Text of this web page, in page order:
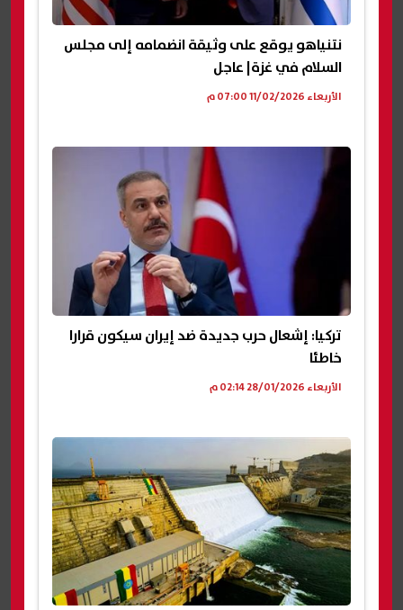
نتنياهو يوقع على وثيقة انضمامه إلى مجلس
السلام في غزة| عاجل
الأربعاء 11/02/2026 07:00 م
تركيا: إشعال حرب جديدة ضد إيران سيكون قرارا
خاطئا
الأربعاء 28/01/2026 02:14 م